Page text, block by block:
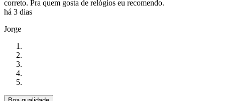
correto. Pra quem gosta de relógios eu recomendo.
há 3 dias
Jorge